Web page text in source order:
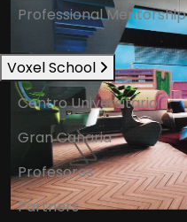
Professional Mentorship
Voxel School
Centro Universitario
Gran Canaria
Profesores
Partners